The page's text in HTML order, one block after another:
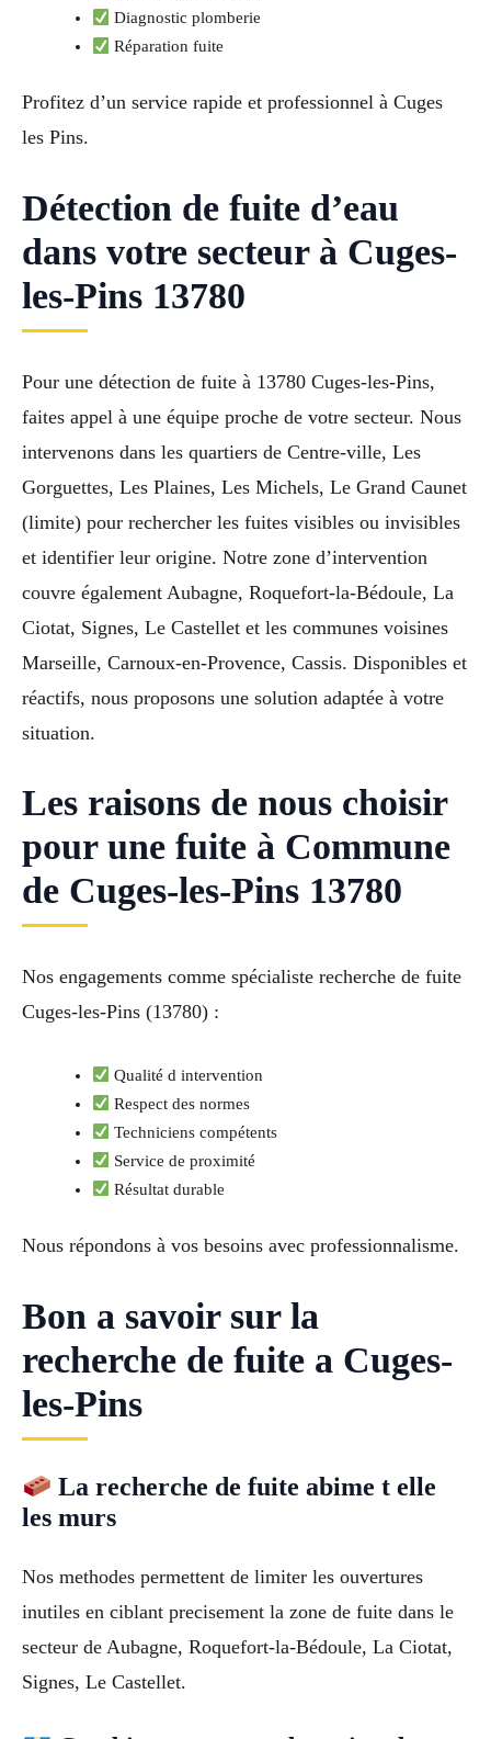
Diagnostic plomberie
Réparation fuite
Profitez d’un service rapide et professionnel à Cuges
les Pins.
Détection de fuite d’eau
dans votre secteur à Cuges-
les-Pins 13780
Pour une détection de fuite à 13780 Cuges-les-Pins,
faites appel à une équipe proche de votre secteur. Nous
intervenons dans les quartiers de Centre-ville, Les
Gorguettes, Les Plaines, Les Michels, Le Grand Caunet
(limite) pour rechercher les fuites visibles ou invisibles
et identifier leur origine. Notre zone d’intervention
couvre également Aubagne, Roquefort-la-Bédoule, La
Ciotat, Signes, Le Castellet et les communes voisines
Marseille, Carnoux-en-Provence, Cassis. Disponibles et
réactifs, nous proposons une solution adaptée à votre
situation.
Les raisons de nous choisir
pour une fuite à Commune
de Cuges-les-Pins 13780
Nos engagements comme spécialiste recherche de fuite
Cuges-les-Pins (13780) :
Qualité d intervention
Respect des normes
Techniciens compétents
Service de proximité
Résultat durable
Nous répondons à vos besoins avec professionnalisme.
Bon a savoir sur la
recherche de fuite a Cuges-
les-Pins
La recherche de fuite abime t elle
les murs
Nos methodes permettent de limiter les ouvertures
inutiles en ciblant precisement la zone de fuite dans le
secteur de Aubagne, Roquefort-la-Bédoule, La Ciotat,
Signes, Le Castellet.